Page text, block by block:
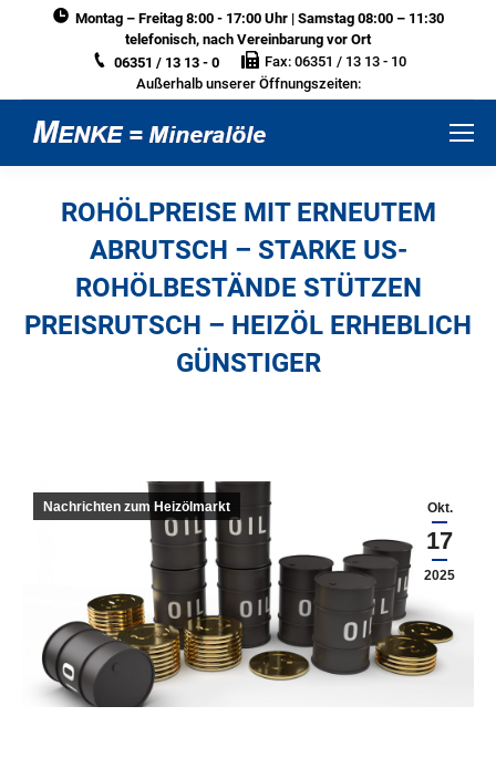
Montag – Freitag 8:00 - 17:00 Uhr | Samstag 08:00 – 11:30
telefonisch, nach Vereinbarung vor Ort
06351 / 13 13 - 0
Fax: 06351 / 13 13 - 10
Außerhalb unserer Öffnungszeiten:
ROHÖLPREISE MIT ERNEUTEM
ABRUTSCH – STARKE US-
ROHÖLBESTÄNDE STÜTZEN
PREISRUTSCH – HEIZÖL ERHEBLICH
GÜNSTIGER
Okt.
17
2025
Nachrichten zum Heizölmarkt